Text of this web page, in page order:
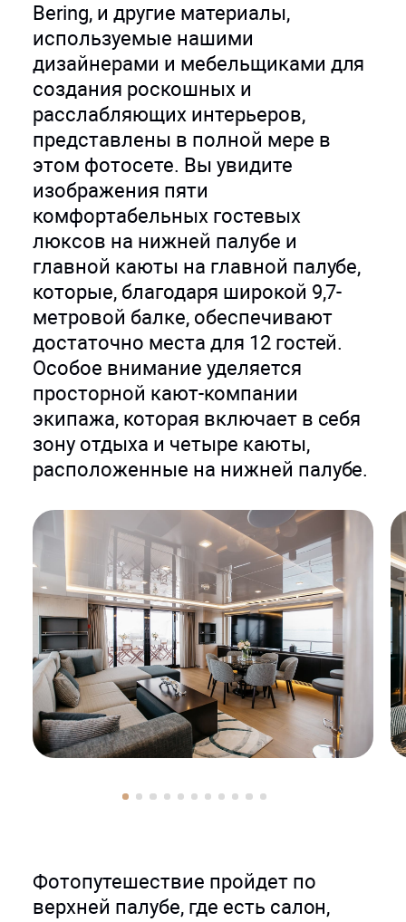
Bering, и другие материалы,
используемые нашими
дизайнерами и мебельщиками для
создания роскошных и
расслабляющих интерьеров,
представлены в полной мере в
этом фотосете. Вы увидите
изображения пяти
комфортабельных гостевых
люксов на нижней палубе и
главной каюты на главной палубе,
которые, благодаря широкой 9,7-
метровой балке, обеспечивают
достаточно места для 12 гостей.
Особое внимание уделяется
просторной кают-компании
экипажа, которая включает в себя
зону отдыха и четыре каюты,
расположенные на нижней палубе.
Фотопутешествие пройдет по
верхней палубе, где есть салон,